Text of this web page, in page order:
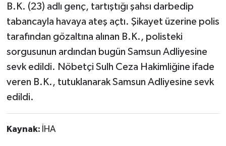
B.K. (23) adlı genç, tartıştığı şahsı darbedip
tabancayla havaya ateş açtı. Şikayet üzerine polis
tarafından gözaltına alınan B.K., polisteki
sorgusunun ardından bugün Samsun Adliyesine
sevk edildi. Nöbetçi Sulh Ceza Hakimliğine ifade
veren B.K., tutuklanarak Samsun Adliyesine sevk
edildi.
Kaynak: İHA